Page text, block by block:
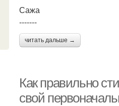
Сажа
-------
читать дальше →
Как правильно
свой